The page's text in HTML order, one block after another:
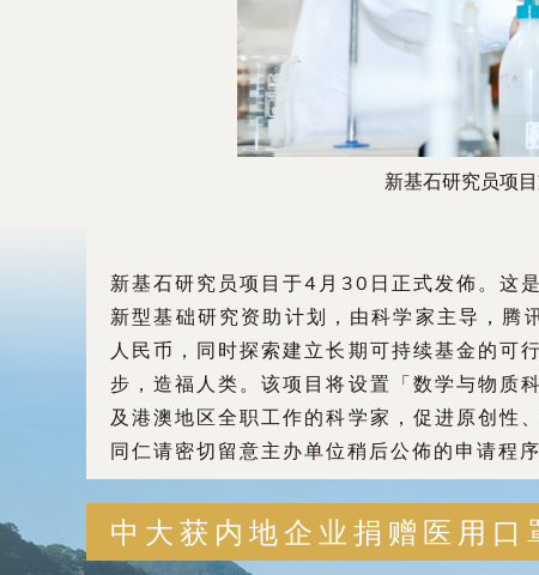
新基石研究员项
新基石研究员项目于4月30日正式发佈。这
新型基础研究资助计划，由科学家主导，
人民币，同时探索建立长期可持续基金的可
步，造福人类。该项目将设置「数学与物质
及港澳地区全职工作的科学家，促进原创性
同仁请密切留意主办单位稍后公佈的申请程序
中大获内地企业捐赠医用口